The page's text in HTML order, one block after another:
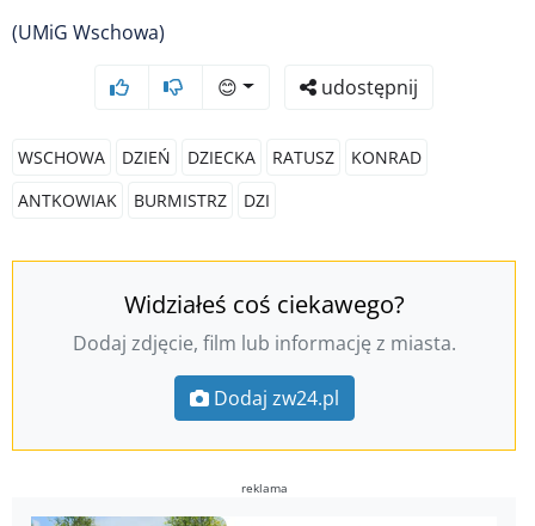
(UMiG Wschowa)
😊 udostępnij
WSCHOWA DZIEŃ DZIECKA RATUSZ
KONRAD
ANTKOWIAK
BURMISTRZ DZI
Widziałeś coś ciekawego?
Dodaj zdjęcie, film lub informację z miasta.
Dodaj zw24.pl
reklama